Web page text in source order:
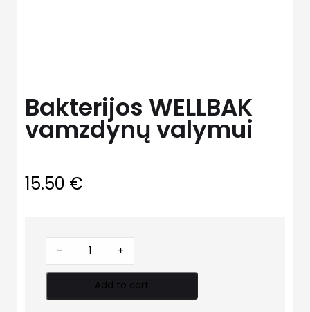
Bakterijos WELLBAK
vamzdynų valymui
15.50 €
Bakterijos
WELLBAK
vamzdynų
valymui
- +
Add to cart